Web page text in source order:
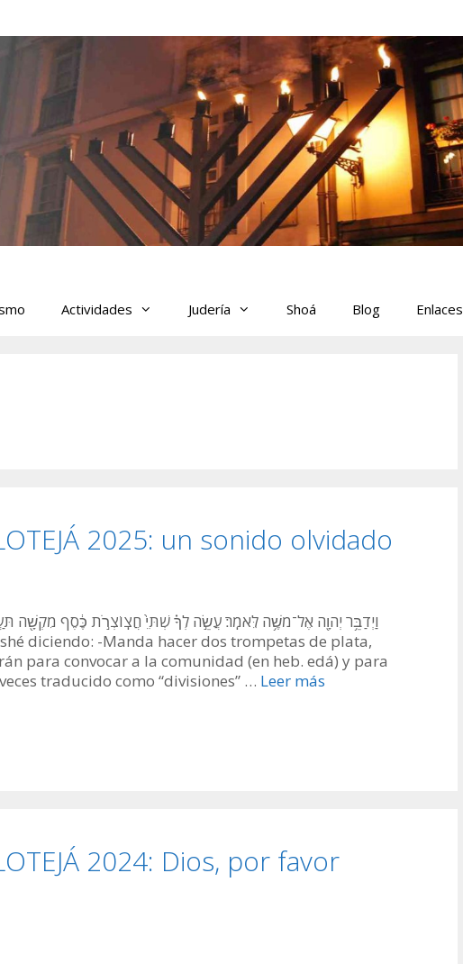
Actividades Judería Shoá Blog Enlaces
2025: un sonido olvidado
וַיְדַבֵּ֥ר יְהֹוָ֖ה אֶל־מֹשֶׁ֥ה לֵּאמֹֽר׃ עֲשֵׂ֣ה לְךָ֗ שְׁתֵּי֙ חֲצֽוֹצְרֹ֣ת כֶּ֔סֶף מִקְשָׁ֖ה
para convocar a la comunidad (en heb. edá) y para
traducido como “divisiones” … Leer más
2024: Dios, por favor